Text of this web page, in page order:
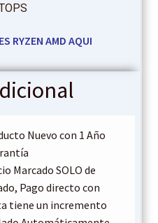
RYZEN AMD AQUI
Nuevo con 1 Año
Marcado SOLO de
Pago directo con
tiene un incremento